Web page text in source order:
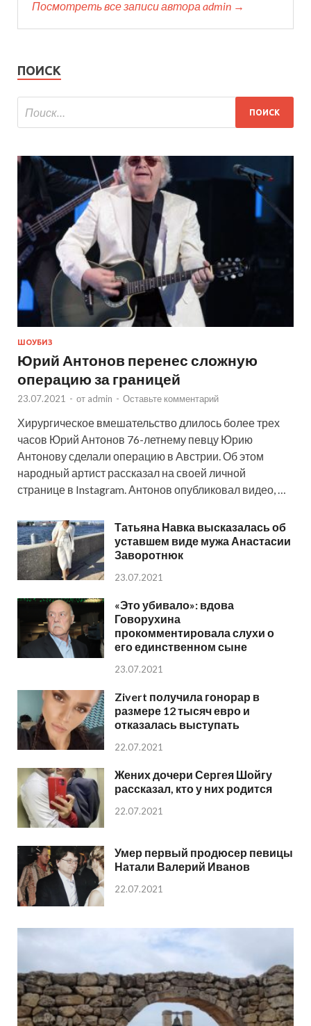
Посмотреть все записи автора admin →
ПОИСК
ШОУБИЗ
Юрий Антонов перенес сложную
операцию за границей
23.07.2021 - от admin - Оставьте комментарий
Хирургическое вмешательство длилось более трех
часов Юрий Антонов 76-летнему певцу Юрию
Антонову сделали операцию в Австрии. Об этом
народный артист рассказал на своей личной
странице в Instagram. Антонов опубликовал видео, …
Татьяна Навка высказалась об
уставшем виде мужа Анастасии
Заворотнюк
23.07.2021
«Это убивало»: вдова
Говорухина
прокомментировала слухи о
его единственном сыне
23.07.2021
Zivert получила гонорар в
размере 12 тысяч евро и
отказалась выступать
22.07.2021
Жених дочери Сергея Шойгу
рассказал, кто у них родится
22.07.2021
Умер первый продюсер певицы
Натали Валерий Иванов
22.07.2021